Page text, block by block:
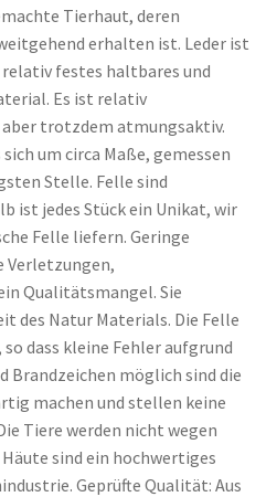
Tierhaut, deren
erhalten ist. Leder ist
festes haltbares und
Es ist relativ
aber trotzdem atmungsaktiv.
um circa Maße, gemessen
Stelle. Felle sind
ist jedes Stück ein Unikat, wir
Felle liefern. Geringe
Verletzungen,
Qualitätsmangel. Sie
des Natur Materials. Die Felle
dass kleine Fehler aufgrund
Brandzeichen möglich sind die
machen und stellen keine
Tiere werden nicht wegen
sind ein hochwertiges
Geprüfte Qualität: Aus